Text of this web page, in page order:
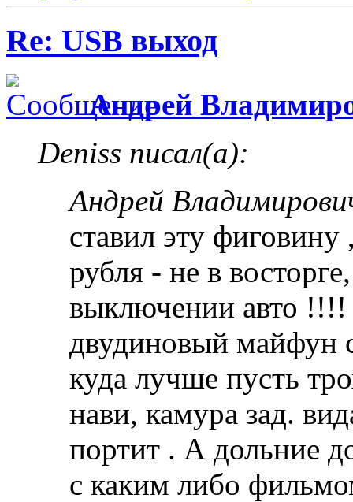
Re: USB выход
Андрей
Deniss писал(а):
Андрей
ставил эту
рубля - не в
выключении авто !!!!
двудиновый майфун
куда лучше пусть
нави, камура зад.
портит . А дольние
с каким либо